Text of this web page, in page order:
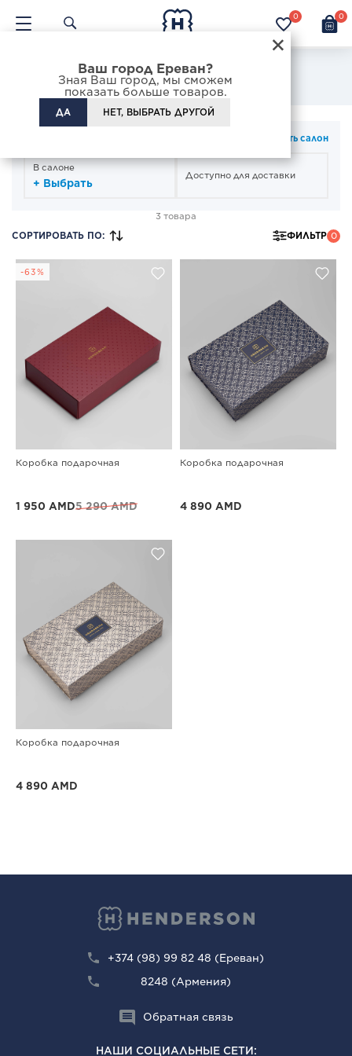
×
Ваш город Ереван?
Зная Ваш город, мы сможем
показать больше товаров.
ДА НЕТ, ВЫБРАТЬ ДРУГОЙ
0 0
Большая подарочная упаковка
Изменить салон
В салоне
+ Выбрать
Доступно для доставки
СОРТИРОВАТЬ ПО:
3 товара
ФИЛЬТР 0
-63%
Коробка подарочная
1 950 AMD5 290 AMD
Коробка подарочная
4 890 AMD
Коробка подарочная
4 890 AMD
+374 (98) 99 82 48 (Ереван)
8248 (Армения)
Обратная связь
НАШИ СОЦИАЛЬНЫЕ СЕТИ: